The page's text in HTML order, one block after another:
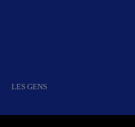
LES GENS